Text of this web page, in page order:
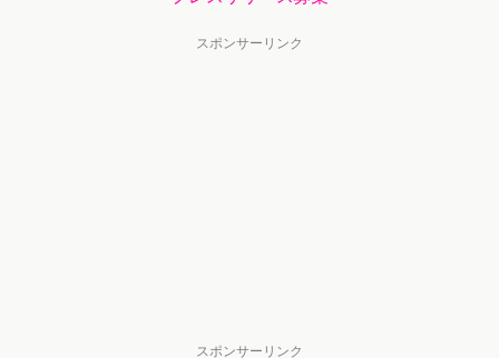
スポンサーリンク
スポンサーリンク